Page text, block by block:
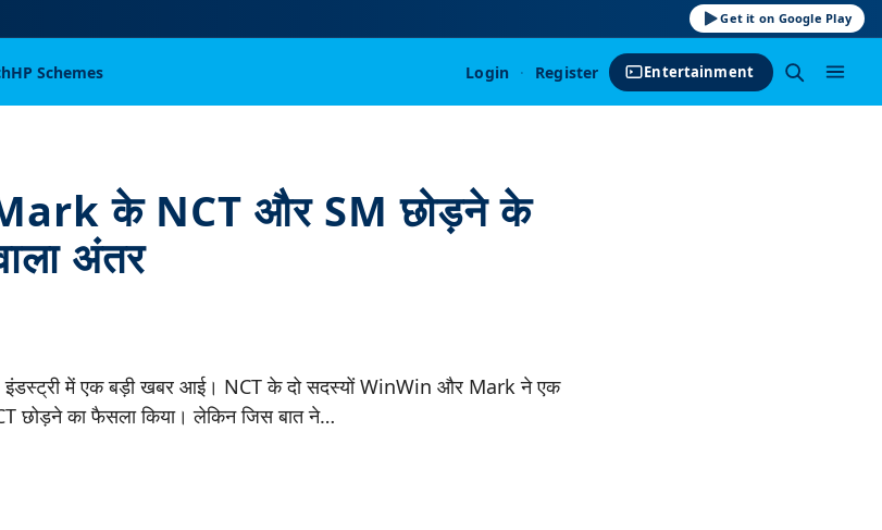
Get it on Google Play
HP Schemes Login · Register Entertainment
के NCT और SM छोड़ने के
अंतर
में एक बड़ी खबर आई। NCT के दो सदस्यों WinWin और Mark ने एक
का फैसला किया। लेकिन जिस बात ने…